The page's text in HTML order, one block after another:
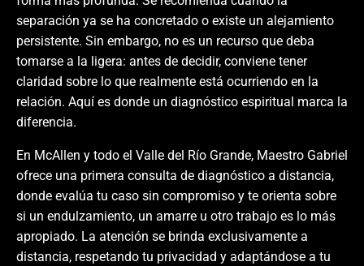
separación ya se ha concretado o existe un alejamiento
persistente. Sin embargo, no es un recurso que deba
tomarse a la ligera: antes de decidir, conviene tener
claridad sobre lo que realmente está ocurriendo en la
relación. Aquí es donde un diagnóstico espiritual marca la
diferencia.
En McAllen y todo el Valle del Río Grande, Maestro Gabriel
ofrece una primera consulta de diagnóstico a distancia,
donde evalúa tu caso sin compromiso y te orienta sobre
si un endulzamiento, un amarre u otro trabajo es lo más
apropiado. La atención se brinda exclusivamente a
distancia, respetando tu privacidad y adaptándose a tu